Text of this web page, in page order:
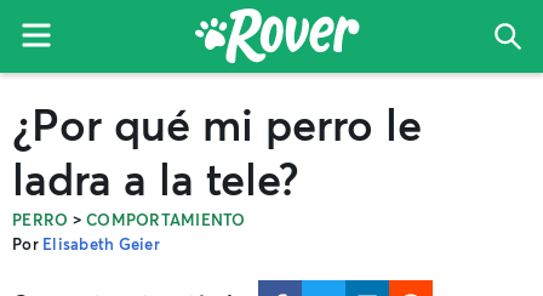
primary
navigation
main
content
primary
sidebar
El
de
Rover
Menu
¿Por qué mi perro le
ladra a la tele?
PERRO >COMPORTAMIENTO
Por Elisabeth Geier